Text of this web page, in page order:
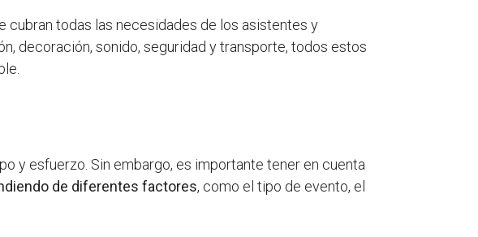
cubran todas las necesidades de los asistentes y
decoración, sonido, seguridad y transporte, todos estos
y esfuerzo. Sin embargo, es importante tener en cuenta
de diferentes factores, como el tipo de evento, el